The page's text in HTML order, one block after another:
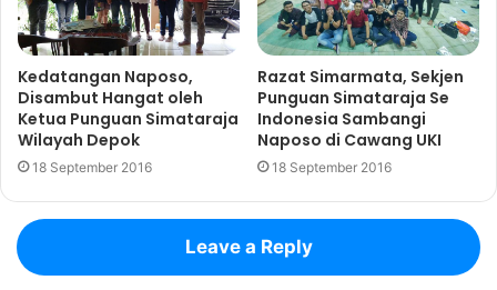
Kedatangan Naposo,
Disambut Hangat oleh
Ketua Punguan Simataraja
Wilayah Depok
18 September 2016
Razat Simarmata, Sekjen
Punguan Simataraja Se
Indonesia Sambangi
Naposo di Cawang UKI
18 September 2016
Leave a Reply